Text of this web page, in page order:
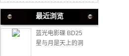
最近浏览
蓝光电影碟 BD25
星与月是天上的洞